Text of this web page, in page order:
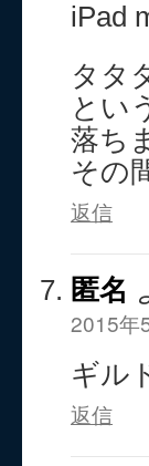
iPad
タタ
とい
落ち
その
返信
匿名
2015年
ギル
返信